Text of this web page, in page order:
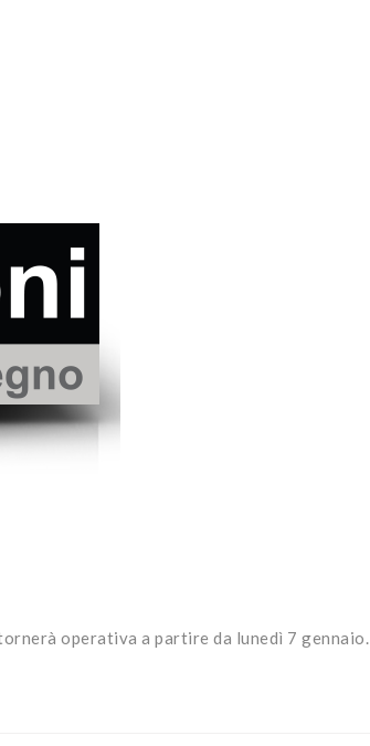
operativa a partire da lunedì 7 gennaio.